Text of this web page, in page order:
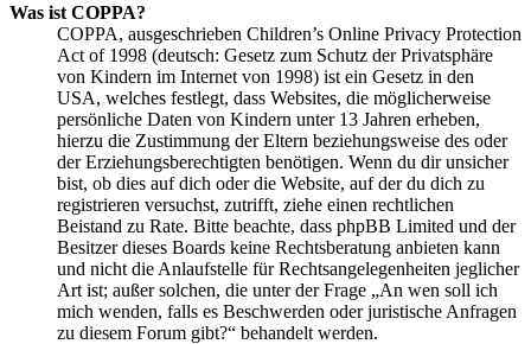
Was ist COPPA?
COPPA, ausgeschrieben Children’s Online Privacy Protection
Act of 1998 (deutsch: Gesetz zum Schutz der Privatsphäre
von Kindern im Internet von 1998) ist ein Gesetz in den
USA, welches festlegt, dass Websites, die möglicherweise
persönliche Daten von Kindern unter 13 Jahren erheben,
hierzu die Zustimmung der Eltern beziehungsweise des oder
der Erziehungsberechtigten benötigen. Wenn du dir unsicher
bist, ob dies auf dich oder die Website, auf der du dich zu
registrieren versuchst, zutrifft, ziehe einen rechtlichen
Beistand zu Rate. Bitte beachte, dass phpBB Limited und der
Besitzer dieses Boards keine Rechtsberatung anbieten kann
und nicht die Anlaufstelle für Rechtsangelegenheiten jeglicher
Art ist; außer solchen, die unter der Frage „An wen soll ich
mich wenden, falls es Beschwerden oder juristische Anfragen
zu diesem Forum gibt?“ behandelt werden.